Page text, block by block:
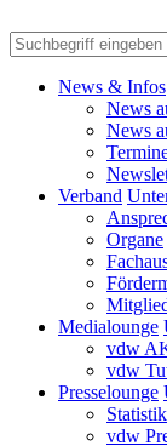
News & Infos
News
News
Verband
Organe
Medialounge
vdw
vdw
Presselounge
vdw